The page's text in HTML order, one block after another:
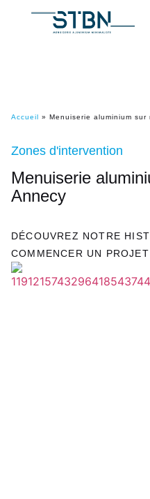
Accueil » Menuiserie aluminium sur
Zones d'intervention
Menuiserie
Annecy
DÉCOUVREZ NOTRE
COMMENCER UN PROJET